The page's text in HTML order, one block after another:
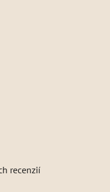
recenzií